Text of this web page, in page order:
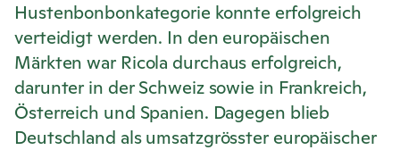
Hustenbonbonkategorie konnte erfolgreich
verteidigt werden. In den europäischen
Märkten war Ricola durchaus erfolgreich,
darunter in der Schweiz sowie in Frankreich,
Österreich und Spanien. Dagegen blieb
Deutschland als umsatzgrösster europäischer